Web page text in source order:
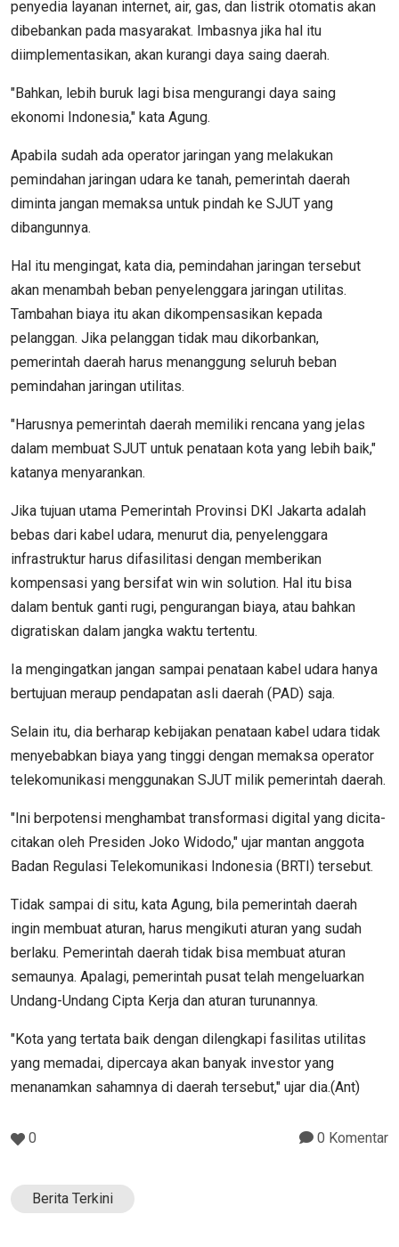
penyedia layanan internet, air, gas, dan listrik otomatis akan
dibebankan pada masyarakat. Imbasnya jika hal itu
diimplementasikan, akan kurangi daya saing daerah.
"Bahkan, lebih buruk lagi bisa mengurangi daya saing
ekonomi Indonesia," kata Agung.
Apabila sudah ada operator jaringan yang melakukan
pemindahan jaringan udara ke tanah, pemerintah daerah
diminta jangan memaksa untuk pindah ke SJUT yang
dibangunnya.
Hal itu mengingat, kata dia, pemindahan jaringan tersebut
akan menambah beban penyelenggara jaringan utilitas.
Tambahan biaya itu akan dikompensasikan kepada
pelanggan. Jika pelanggan tidak mau dikorbankan,
pemerintah daerah harus menanggung seluruh beban
pemindahan jaringan utilitas.
"Harusnya pemerintah daerah memiliki rencana yang jelas
dalam membuat SJUT untuk penataan kota yang lebih baik,"
katanya menyarankan.
Jika tujuan utama Pemerintah Provinsi DKI Jakarta adalah
bebas dari kabel udara, menurut dia, penyelenggara
infrastruktur harus difasilitasi dengan memberikan
kompensasi yang bersifat win win solution. Hal itu bisa
dalam bentuk ganti rugi, pengurangan biaya, atau bahkan
digratiskan dalam jangka waktu tertentu.
Ia mengingatkan jangan sampai penataan kabel udara hanya
bertujuan meraup pendapatan asli daerah (PAD) saja.
Selain itu, dia berharap kebijakan penataan kabel udara tidak
menyebabkan biaya yang tinggi dengan memaksa operator
telekomunikasi menggunakan SJUT milik pemerintah daerah.
"Ini berpotensi menghambat transformasi digital yang dicita-
citakan oleh Presiden Joko Widodo," ujar mantan anggota
Badan Regulasi Telekomunikasi Indonesia (BRTI) tersebut.
Tidak sampai di situ, kata Agung, bila pemerintah daerah
ingin membuat aturan, harus mengikuti aturan yang sudah
berlaku. Pemerintah daerah tidak bisa membuat aturan
semaunya. Apalagi, pemerintah pusat telah mengeluarkan
Undang-Undang Cipta Kerja dan aturan turunannya.
"Kota yang tertata baik dengan dilengkapi fasilitas utilitas
yang memadai, dipercaya akan banyak investor yang
menanamkan sahamnya di daerah tersebut," ujar dia.(Ant)
0 0 Komentar
Berita Terkini